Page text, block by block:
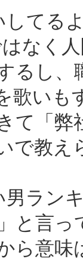
してる
なく
るし、
歌いも
て「弊
で教え
ラン
と言っ
ら意味